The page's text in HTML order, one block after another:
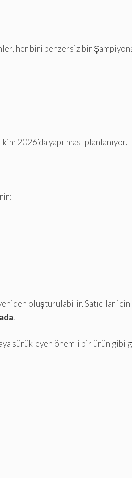
her biri benzersiz bir
2026’da yapılması planlanıyor.
oluşturulabilir. Satıcılar
.
sürükleyen önemli bir ürün gibi